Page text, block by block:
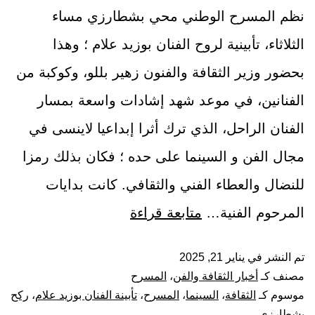
نظم المسرح الوطني محي بشطارزي مساء
الثلاثاء، تأبينية لروح الفنان بوزيد علام ؛ وهذا
بحضور وزير الثقافة والفنون زهير بللو، وكوكبة من
الفنانين، في موعد شهد إشادات واسعة بمسار
الفنان الراحل، الذي ترك أثرا إبداعيا لاينسى في
مجال الفن و السينما على حده ؛ فكان بذلك رمزا
للنضال والعطاء الفني والثقافي. كانت بدايات
المرحوم الفنية… متابعة قراءة
تم النشر في يناير 21, 2025
مصنف كـ أخبار الثقافة والفن، المسرح
موسوم كـ الثقافة، السينما، المسرح، تأبينة الفنان بوزيد علام، ركح